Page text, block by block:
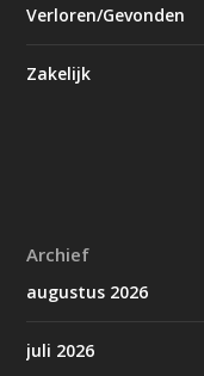
Verloren/Gevonden
Zakelijk
Archief
augustus 2026
juli 2026